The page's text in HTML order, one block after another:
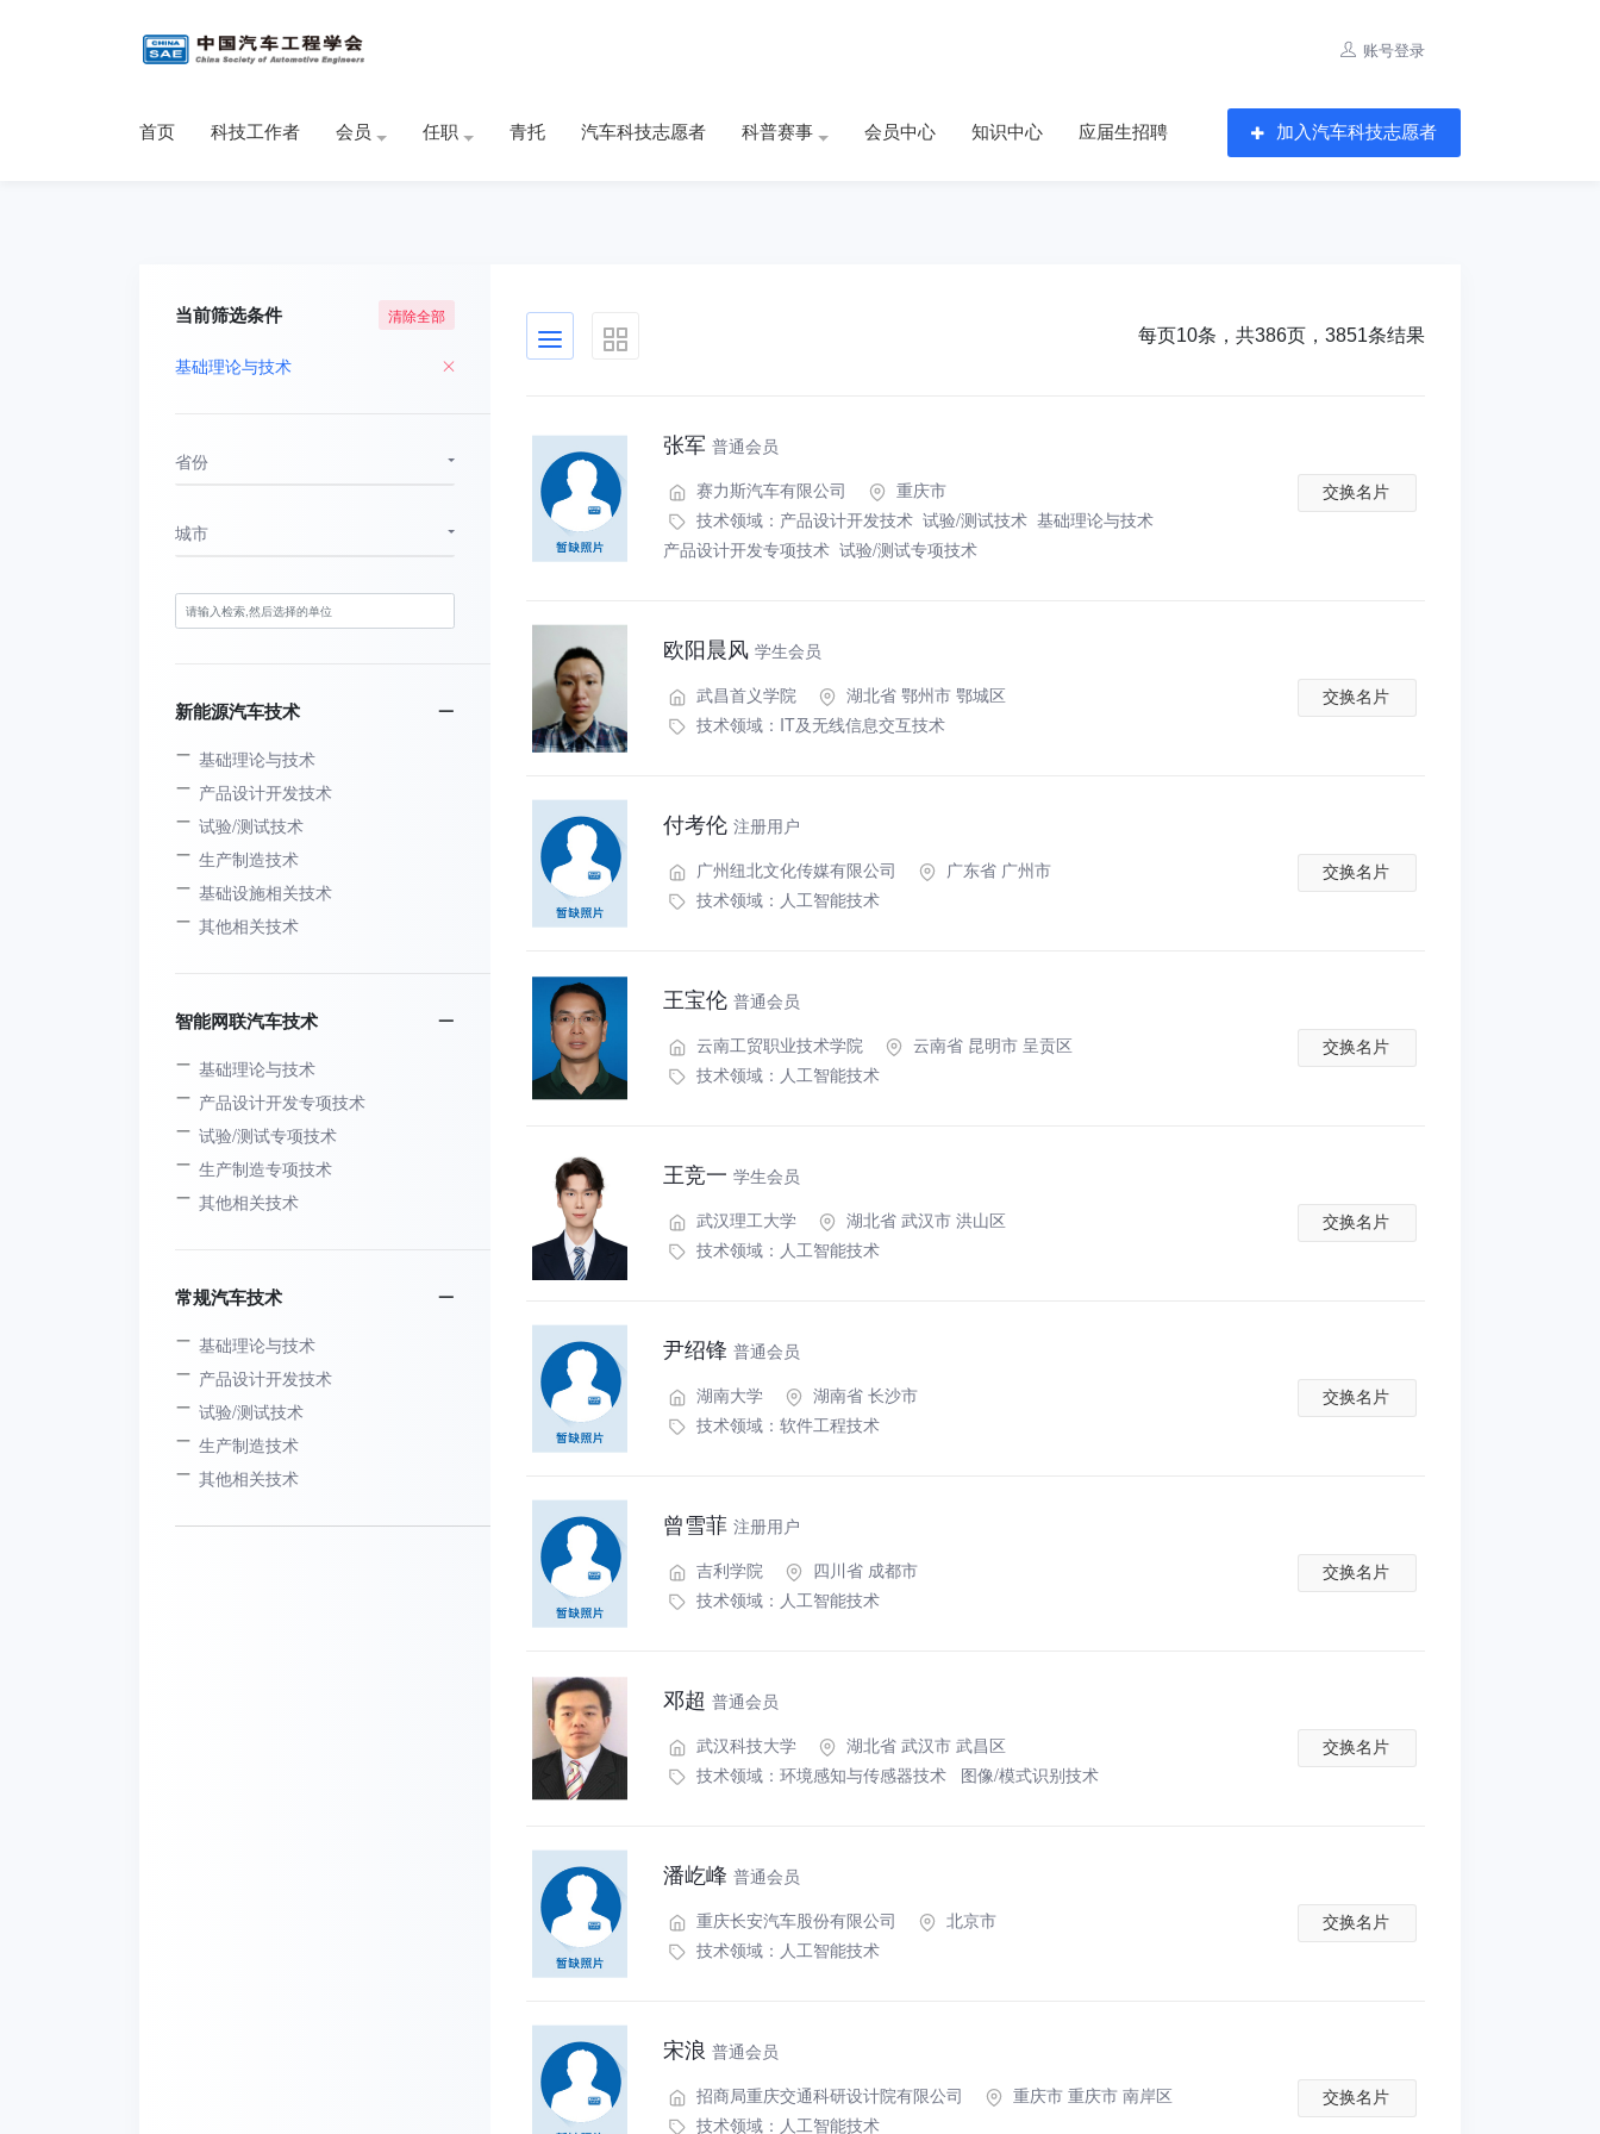
账号登录
首页 科技工作者 会员 任职 青托 汽车科技志愿者 科普赛事 会员中心 知识中心 应届生招聘 加入汽车科技志愿者
每页10条，共386页，3851条结果
张军 普通会员
赛力斯汽车有限公司
重庆市
技术领域： 产品设计开发技术 试验/测试技术 基础理论与技术
产品设计开发专项技术 试验/测试专项技术
交换名片
欧阳晨风 学生会员
武昌首义学院
湖北省 鄂州市 鄂城区
技术领域： IT及无线信息交互技术
交换名片
付考伦 注册用户
广州纽北文化传媒有限公司
广东省 广州市
技术领域： 人工智能技术
交换名片
王宝伦 普通会员
云南工贸职业技术学院
云南省 昆明市 呈贡区
技术领域： 人工智能技术
交换名片
王竞一 学生会员
武汉理工大学
湖北省 武汉市 洪山区
技术领域： 人工智能技术
交换名片
尹绍锋 普通会员
湖南大学
湖南省 长沙市
技术领域： 软件工程技术
交换名片
曾雪菲 注册用户
吉利学院
四川省 成都市
技术领域： 人工智能技术
交换名片
邓超 普通会员
武汉科技大学
湖北省 武汉市 武昌区
技术领域： 环境感知与传感器技术 图像/模式识别技术
交换名片
潘屹峰 普通会员
重庆长安汽车股份有限公司
北京市
技术领域： 人工智能技术
交换名片
宋浪 普通会员
招商局重庆交通科研设计院有限公司
重庆市 重庆市 南岸区
技术领域： 人工智能技术
交换名片
当前筛选条件 清除全部
基础理论与技术
省份
城市
新能源汽车技术
基础理论与技术
产品设计开发技术
试验/测试技术
生产制造技术
基础设施相关技术
其他相关技术
智能网联汽车技术
基础理论与技术
产品设计开发专项技术
试验/测试专项技术
生产制造专项技术
其他相关技术
常规汽车技术
基础理论与技术
产品设计开发技术
试验/测试技术
生产制造技术
其他相关技术